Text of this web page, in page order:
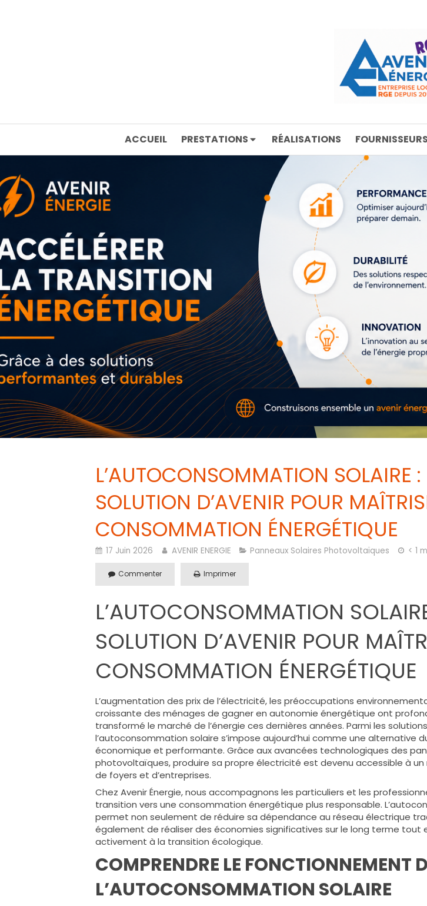
ACCUEIL PRESTATIONS RÉALISATIONS FOURNISSEURS
L’AUTOCONSOMMATION SOLAIRE :
SOLUTION D’AVENIR POUR
CONSOMMATION ÉNERGÉTIQUE
17 Juin 2026 AVENIR ENERGIE Panneaux Solaires Photovoltaïques < 1
Commenter Imprimer
L’AUTOCONSOMMATION
SOLUTION D’AVENIR POUR
CONSOMMATION ÉNERGÉTIQUE
L’augmentation des prix de l’électricité, les préoccupations
croissante des ménages de gagner en autonomie énergétique ont
transformé le marché de l’énergie ces dernières années. Parmi les
l’autoconsommation solaire s’impose aujourd’hui comme une alternative
économique et performante. Grâce aux avancées technologiques des
photovoltaïques, produire sa propre électricité est devenu accessible à
de foyers et d’entreprises.
Chez Avenir Énergie, nous accompagnons les particuliers et les
transition vers une consommation énergétique plus responsable.
permet non seulement de réduire sa dépendance au réseau électrique
également de réaliser des économies significatives sur le long terme tout
activement à la transition écologique.
COMPRENDRE LE FONCTIONNEMENT
L’AUTOCONSOMMATION SOLAIRE